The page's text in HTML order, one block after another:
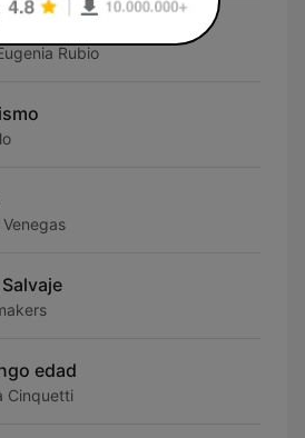
Rubio
edad
Cinquetti